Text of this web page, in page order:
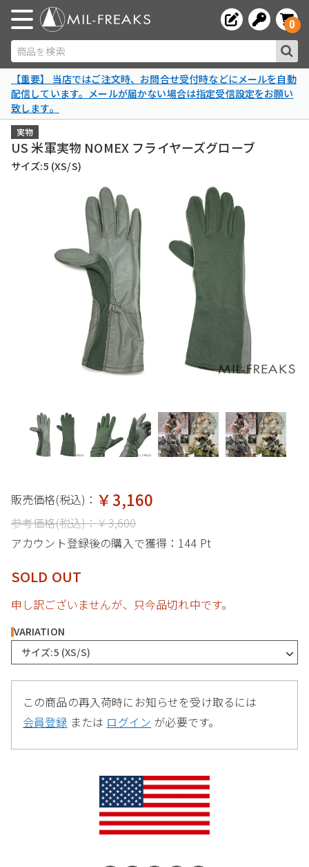
商品を検索
0
【重要】 当店ではご注文時、お問合せ受付時などにメールを自動
配信しています。メールが届かない場合は指定受信設定をお願い
致します。
実物
US 米軍実物 NOMEX フライヤーズグローブ
サイズ:5 (XS/S)
販売価格(税込)： ￥3,160
参考価格(税込)：￥3,600
アカウント登録後の購入で獲得： 144 Pt
SOLD OUT
申し訳ございませんが、只今品切れ中です。
VARIATION
サイズ:5 (XS/S)
この商品の再入荷時にお知らせを受け取るには
会員登録 または ログイン が必要です。